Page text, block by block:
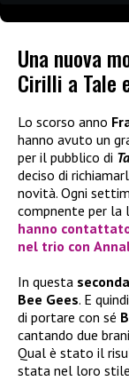
Una nuova
Cirilli a Tale
Lo scorso anno
hanno avuto un
per il pubblico di
deciso di
novità. Ogni
compnente per la
hanno
nel trio con
In questa
Bee Gees. E
di portare con sé
cantando due
Qual è stato il
stata nel loro